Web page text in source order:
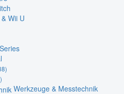
Wii U
Werkzeuge & Messtechnik